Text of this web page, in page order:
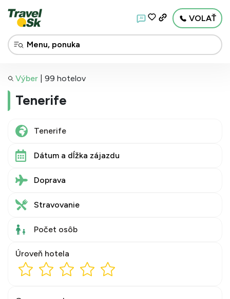
AI VOLAŤ
Výber 99 hotelov
Tenerife
Dátum a dĺžka zájazdu
Doprava
Stravovanie
Počet osôb
Úroveň hotela